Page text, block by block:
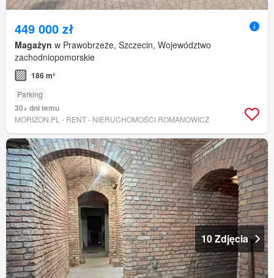
449 000 zł
Magażyn w Prawobrzeże, Szczecin, Województwo
zachodniopomorskie
186 m²
Parking
30+ dni temu
MORIZON.PL - RENT - NIERUCHOMOŚCI ROMANOWICZ
10 Zdjęcia